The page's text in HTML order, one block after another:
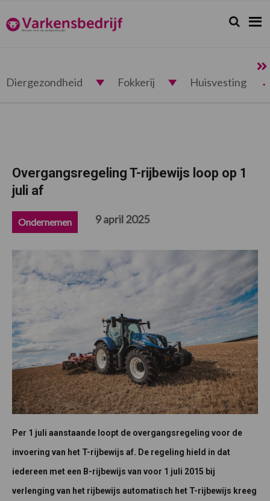
de
hoofdnavigatie
de
hoofd
de
eerste
de
voettekst
Varkensbedrijf.nl Zoeken...
Zoek
Diergezondheid Fokkerij Huisvesting
Overgangsregeling T-rijbewijs loop op 1
juli af
Ondernemen 9 april 2025
Per 1 juli aanstaande loopt de overgangsregeling voor de
invoering van het T-rijbewijs af. De regeling hield in dat
iedereen met een B-rijbewijs van voor 1 juli 2015 bij
verlenging van het rijbewijs automatisch het T-rijbewijs kreeg